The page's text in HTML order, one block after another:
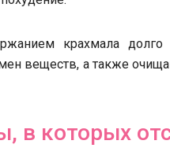
крахмала долго
веществ, а также
в которых